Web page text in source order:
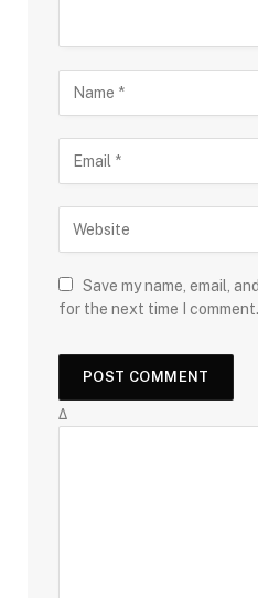
Save my name, email,
for the next time I comment.
Δ